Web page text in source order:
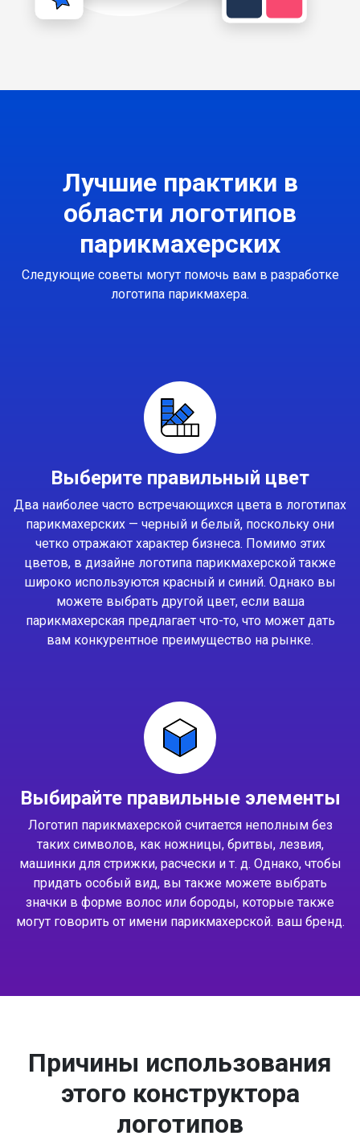
Лучшие практики в
области логотипов
парикмахерских
Следующие советы могут помочь вам в разработке
логотипа парикмахера.
Выберите правильный цвет
Два наиболее часто встречающихся цвета в логотипах
парикмахерских — черный и белый, поскольку они
четко отражают характер бизнеса. Помимо этих
цветов, в дизайне логотипа парикмахерской также
широко используются красный и синий. Однако вы
можете выбрать другой цвет, если ваша
парикмахерская предлагает что-то, что может дать
вам конкурентное преимущество на рынке.
Выбирайте правильные элементы
Логотип парикмахерской считается неполным без
таких символов, как ножницы, бритвы, лезвия,
машинки для стрижки, расчески и т. д. Однако, чтобы
придать особый вид, вы также можете выбрать
значки в форме волос или бороды, которые также
могут говорить от имени парикмахерской. ваш бренд.
Причины использования
этого конструктора
логотипов